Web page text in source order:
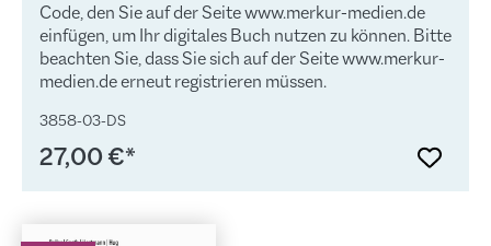
Code, den Sie auf der Seite www.merkur-medien.de
einfügen, um Ihr digitales Buch nutzen zu können. Bitte
beachten Sie, dass Sie sich auf der Seite www.merkur-
medien.de erneut registrieren müssen.
3858-03-DS
27,00 €*